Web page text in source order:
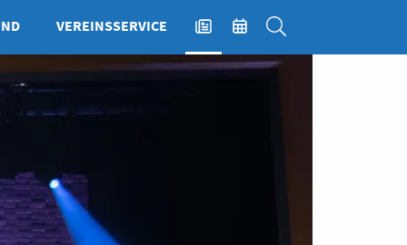
VEREINSSERVICE NEWSEVENTSSUCHE